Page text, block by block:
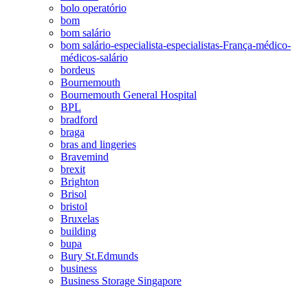
bolo operatório
bom
bom salário
bom salário-especialista-especialistas-França-médico-
médicos-salário
bordeus
Bournemouth
Bournemouth General Hospital
BPL
bradford
braga
bras and lingeries
Bravemind
brexit
Brighton
Brisol
bristol
Bruxelas
building
bupa
Bury St.Edmunds
business
Business Storage Singapore